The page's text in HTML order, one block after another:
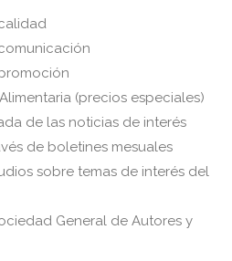
(precios especiales)
de las noticias de interés
de boletines mesuales
sobre temas de interés del
General de Autores y